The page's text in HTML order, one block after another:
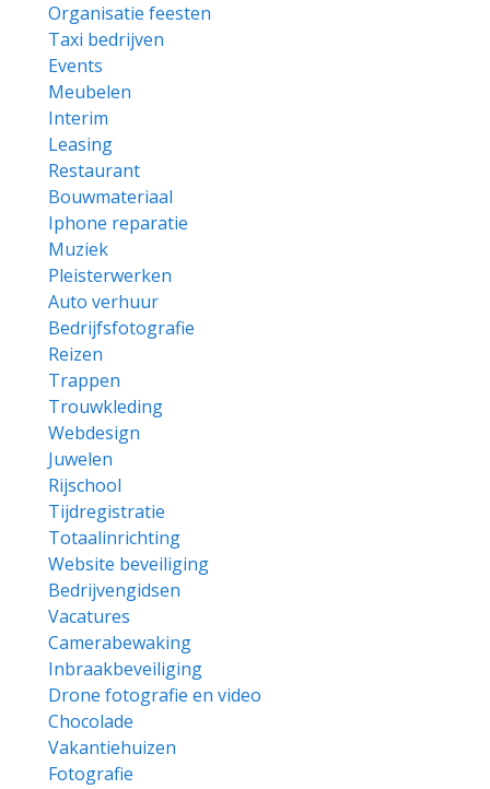
Organisatie feesten
Taxi bedrijven
Events
Meubelen
Interim
Leasing
Restaurant
Bouwmateriaal
Iphone reparatie
Muziek
Pleisterwerken
Auto verhuur
Bedrijfsfotografie
Reizen
Trappen
Trouwkleding
Webdesign
Juwelen
Rijschool
Tijdregistratie
Totaalinrichting
Website beveiliging
Bedrijvengidsen
Vacatures
Camerabewaking
Inbraakbeveiliging
Drone fotografie en video
Chocolade
Vakantiehuizen
Fotografie